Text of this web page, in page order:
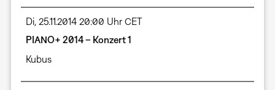
Di, 25.11.2014 20:00 Uhr CET
PIANO+ 2014 – Konzert 1
Kubus